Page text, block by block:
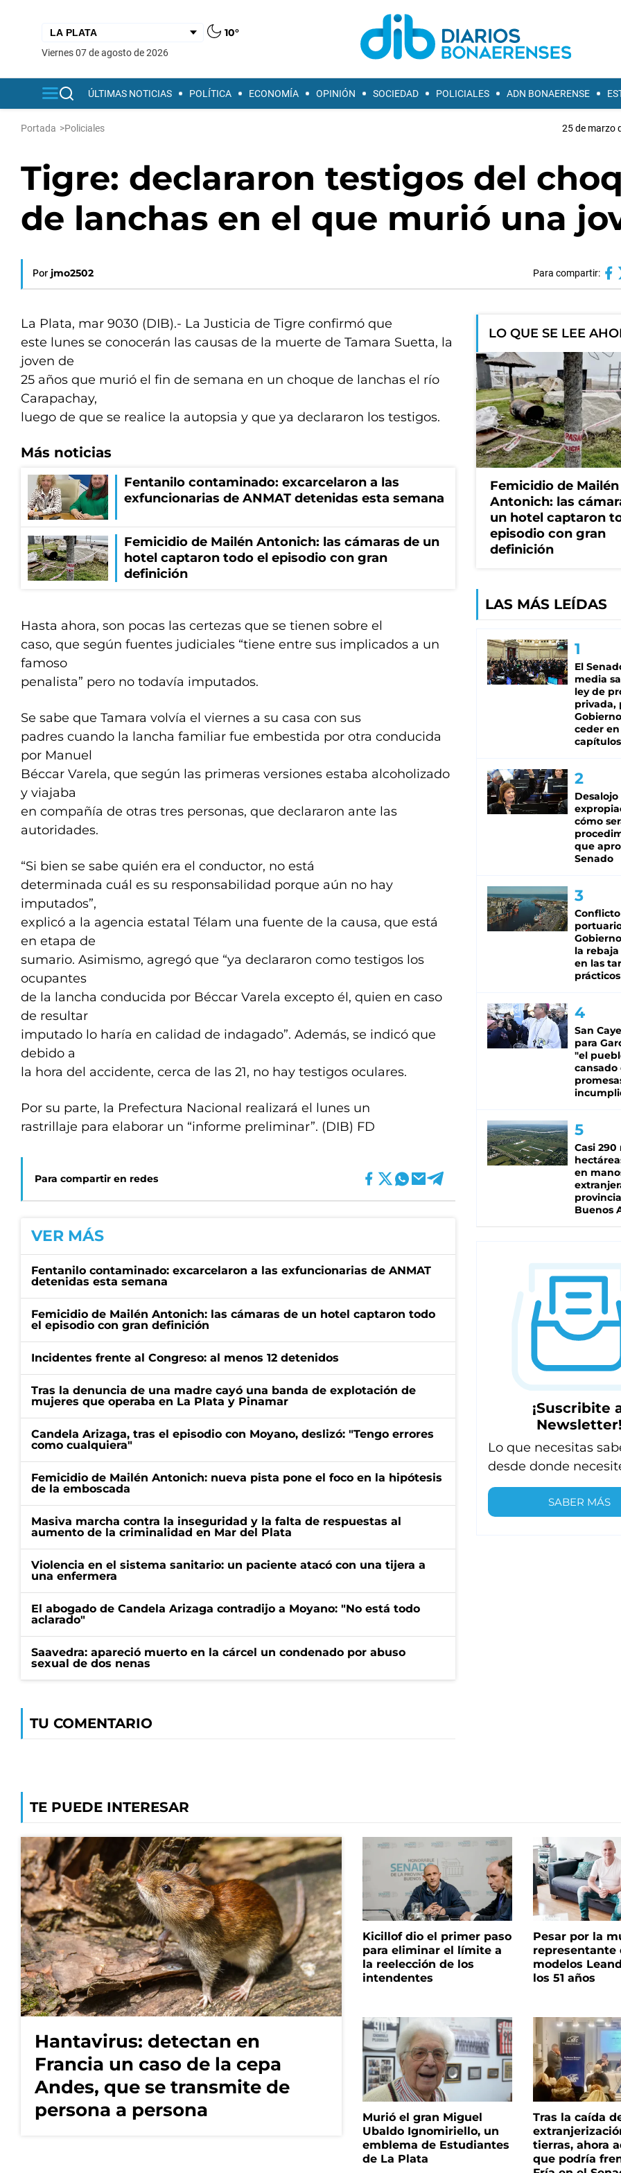
10°
viernes 07 de agosto de 2026
ÚLTIMAS NOTICIAS POLÍTICA ECONOMÍA OPINIÓN SOCIEDAD POLICIALES ADN BONAERENSE
Portada >Policiales 25 de marzo
Tigre: declararon testigos del
de lanchas en el que murió una
Por jmo2502 Para compartir:
La Plata, mar 9030 (DIB).- La Justicia de Tigre confirmó que
este lunes se conocerán las causas de la muerte de Tamara Suetta, la
joven de
25 años que murió el fin de semana en un choque de lanchas el río
Carapachay,
luego de que se realice la autopsia y que ya declararon los testigos.
Más noticias
Fentanilo contaminado: excarcelaron a las
exfuncionarias de ANMAT detenidas esta semana
Femicidio de Mailén Antonich: las cámaras de un
hotel captaron todo el episodio con gran
definición
Hasta ahora, son pocas las certezas que se tienen sobre el
caso, que según fuentes judiciales “tiene entre sus implicados a un
famoso
penalista” pero no todavía imputados.
Se sabe que Tamara volvía el viernes a su casa con sus
padres cuando la lancha familiar fue embestida por otra conducida
por Manuel
Béccar Varela, que según las primeras versiones estaba alcoholizado
y viajaba
en compañía de otras tres personas, que declararon ante las
autoridades.
“Si bien se sabe quién era el conductor, no está
determinada cuál es su responsabilidad porque aún no hay
imputados”,
explicó a la agencia estatal Télam una fuente de la causa, que está
en etapa de
sumario. Asimismo, agregó que “ya declararon como testigos los
ocupantes
de la lancha conducida por Béccar Varela excepto él, quien en caso
de resultar
imputado lo haría en calidad de indagado”. Además, se indicó que
debido a
la hora del accidente, cerca de las 21, no hay testigos oculares.
Por su parte, la Prefectura Nacional realizará el lunes un
rastrillaje para elaborar un “informe preliminar”. (DIB) FD
Para compartir en redes
VER MÁS
Fentanilo contaminado: excarcelaron a las exfuncionarias de ANMAT
detenidas esta semana
Femicidio de Mailén Antonich: las cámaras de un hotel captaron todo
el episodio con gran definición
Incidentes frente al Congreso: al menos 12 detenidos
Tras la denuncia de una madre cayó una banda de explotación de
mujeres que operaba en La Plata y Pinamar
Candela Arizaga, tras el episodio con Moyano, deslizó: "Tengo errores
como cualquiera"
Femicidio de Mailén Antonich: nueva pista pone el foco en la hipótesis
de la emboscada
Masiva marcha contra la inseguridad y la falta de respuestas al
aumento de la criminalidad en Mar del Plata
Violencia en el sistema sanitario: un paciente atacó con una tijera a
una enfermera
El abogado de Candela Arizaga contradijo a Moyano: "No está todo
aclarado"
Saavedra: apareció muerto en la cárcel un condenado por abuso
sexual de dos nenas
TU COMENTARIO
LO QUE SE LEE
Femicidio de Mailén
Antonich: las
un hotel captaron
episodio con gran
definición
LAS MÁS LEÍDAS
El
media
ley de
privada,
ceder
capítulos
cómo
que
Senado
Conflicto
la rebaja
en las
prácticos
San
para
"el
cansado
Casi 290
en
Buenos
¡Suscribite
Newsletter!
Lo que necesitas
desde donde
SABER MÁS
TE PUEDE INTERESAR
Hantavirus: detectan en
Francia un caso de la cepa
Andes, que se transmite de
persona a persona
Kicillof dio el primer paso
para eliminar el límite a
la reelección de los
intendentes
Pesar por la
representante
modelos
los 51 años
Murió el gran Miguel
Ubaldo Ignomiriello, un
emblema de Estudiantes
de La Plata
Tras la caída
tierras, ahora
que podría